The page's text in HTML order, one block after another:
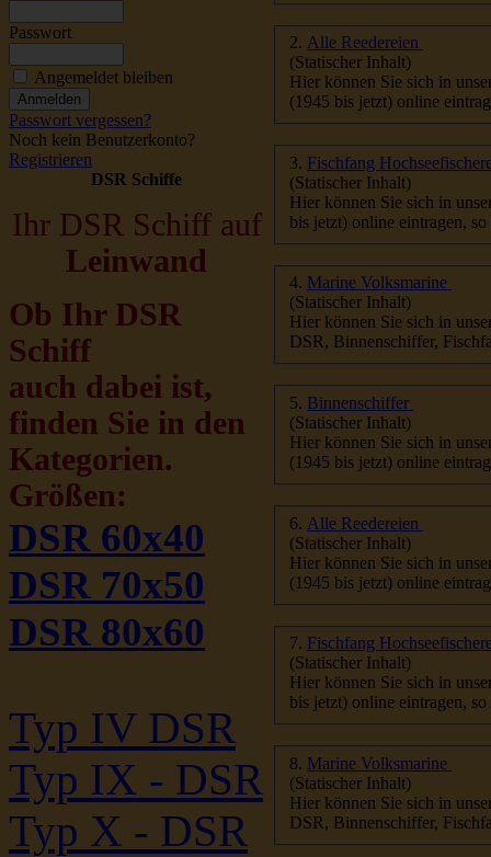
Passwort
Angemeldet bleiben
Passwort vergessen?
Noch kein Benutzerkonto?
Registrieren
DSR Schiffe
Ihr DSR Schiff auf
Leinwand
Ob Ihr DSR
Schiff
auch dabei ist,
finden Sie in den
Kategorien.
Größen:
DSR 60x40
DSR 70x50
DSR 80x60
Typ IV DSR
Typ IX - DSR
Typ X - DSR
2. Alle Reedereien
(Statischer Inhalt)
Hier können Sie sich in
(1945 bis jetzt) online
3. Fischfang
(Statischer Inhalt)
Hier können Sie sich in
bis jetzt) online eintragen,
4. Marine Volksmarine
(Statischer Inhalt)
Hier können Sie sich in
DSR, Binnenschiffer,
5. Binnenschiffer
(Statischer Inhalt)
Hier können Sie sich in
(1945 bis jetzt) online
6. Alle Reedereien
(Statischer Inhalt)
Hier können Sie sich in
(1945 bis jetzt) online
7. Fischfang
(Statischer Inhalt)
Hier können Sie sich in
bis jetzt) online eintragen,
8. Marine Volksmarine
(Statischer Inhalt)
Hier können Sie sich in
DSR, Binnenschiffer,